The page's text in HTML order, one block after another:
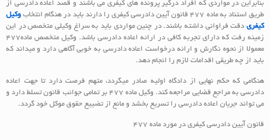
بنابراین در مواردی که افراد درگیر پرونده های کیفری می باشند و قصد اعاده دادرسی از
طریق استناد به ماده 477 قانون آیین دادرسی کیفری را دارند باید در هنگام انتخاب
وکیل
کیفری دقت فراوانی داشته باشند. در چنین مواردی باید به سراغ وکیلی متخصص در این
زمینه رفت که دارای تجربه کافی در ارائه اعاده دادرسی باشد. وکیل متخصص ماده477
معمولا از نحوه نگارش و ارائه درخواست اعاده دادرسی به خوبی آگاهی دارد و میداند که
باید از چه طریقی اقدامات لازم را انجام دهد.
هنگامی که حکم نهایی از دادگاه اولیه صادر میگردد، متهم فرصت دارد تا جهت اعاده
دادرسی به مراجع قضایی مراجعه کند. وکیل ماده 477 بر تمامی جوانب قانون تسلط دارد و
می تواند جریان اعاده دادرسی را تسریع بخشد و مانع از تضییع حقوق موکل خود گردد.
قانون آیین دادرسی کیفری در مورد ماده 477